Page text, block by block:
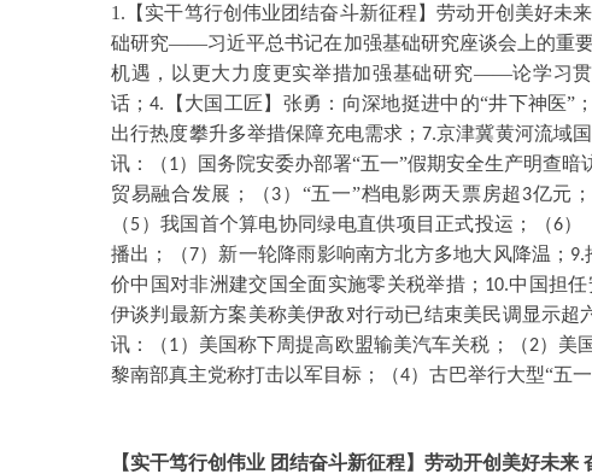
1.【实干笃行创伟业团结奋斗新征程】劳动开创美好未
础研究——习近平总书记在加强基础研究座谈会上的重要
机遇，以更大力度更实举措加强基础研究——论学习
话；4. 【大国工匠】张勇：向深地挺进中的“井下神医”；
出行热度攀升多举措保障充电需求；7.京津冀黄河流域
讯：（1）国务院安委办部署“五一”假期安全生产明查暗
贸易融合发展；（3）“五一”档电影两天票房超 3亿元
（5）我国首个算电协同绿电直供项目正式投运；（6）
播出；（ 7）新一轮降雨影响南方北方多地大风降温； 9.
价中国对非洲建交国全面实施零关税举措； 10.中国担任
伊谈判最新方案美称美伊敌对行动已结束美民调显示超
讯：（1）美国称下周提高欧盟输美汽车关税；（2）美
黎南部真主党称打击以军目标；（4）古巴举行大型“五
【实干笃行创伟业 团结奋斗新征程】劳动开创美好未来